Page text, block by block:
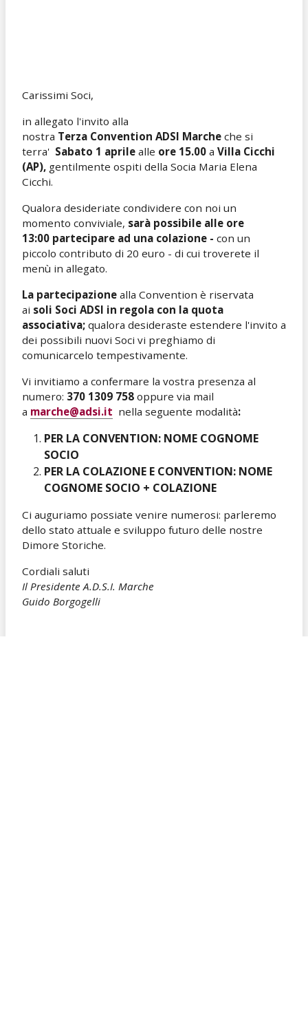
Carissimi Soci,
in allegato l'invito alla
nostra Terza Convention ADSI Marche che si
terra' Sabato 1 aprile alle ore 15.00 a Villa Cicchi
(AP), gentilmente ospiti della Socia Maria Elena
Cicchi.
Qualora desideriate condividere con noi un
momento conviviale, sarà possibile alle ore
13:00 partecipare ad una colazione - con un
piccolo contributo di 20 euro - di cui troverete il
menù in allegato.
La partecipazione alla Convention è riservata
ai soli Soci ADSI in regola con la quota
associativa; qualora desideraste estendere l'invito a
dei possibili nuovi Soci vi preghiamo di
comunicarcelo tempestivamente.
Vi invitiamo a confermare la vostra presenza al
numero: 370 1309 758 oppure via mail
a marche@adsi.it nella seguente modalità:
PER LA CONVENTION: NOME COGNOME
SOCIO
PER LA COLAZIONE E CONVENTION: NOME
COGNOME SOCIO + COLAZIONE
Ci auguriamo possiate venire numerosi: parleremo
dello stato attuale e sviluppo futuro delle nostre
Dimore Storiche.
Cordiali saluti
Il Presidente A.D.S.I. Marche
Guido Borgogelli